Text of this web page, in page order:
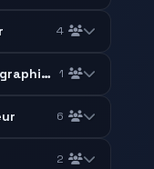
4
Kizomba Couple Chorégraphie Amateur 1
6
2